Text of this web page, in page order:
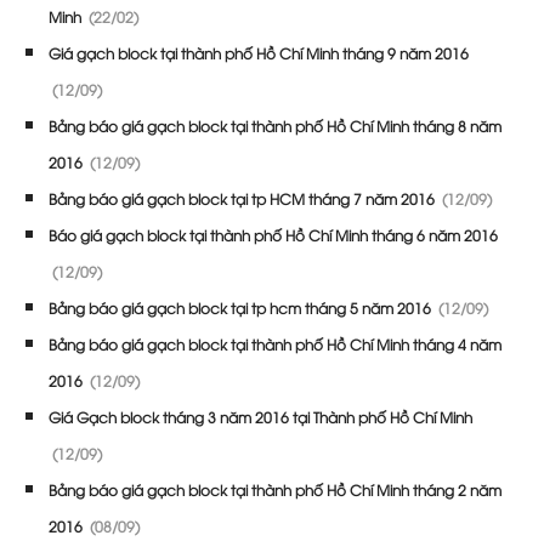
Minh (22/02)
Giá gạch block tại thành phố Hồ Chí Minh tháng 9 năm 2016
(12/09)
Bảng báo giá gạch block tại thành phố Hồ Chí Minh tháng 8 năm
2016 (12/09)
Bảng báo giá gạch block tại tp HCM tháng 7 năm 2016 (12/09)
Báo giá gạch block tại thành phố Hồ Chí Minh tháng 6 năm 2016
(12/09)
Bảng báo giá gạch block tại tp hcm tháng 5 năm 2016 (12/09)
Bảng báo giá gạch block tại thành phố Hồ Chí Minh tháng 4 năm
2016 (12/09)
Giá Gạch block tháng 3 năm 2016 tại Thành phố Hồ Chí Minh
(12/09)
Bảng báo giá gạch block tại thành phố Hồ Chí Minh tháng 2 năm
2016 (08/09)